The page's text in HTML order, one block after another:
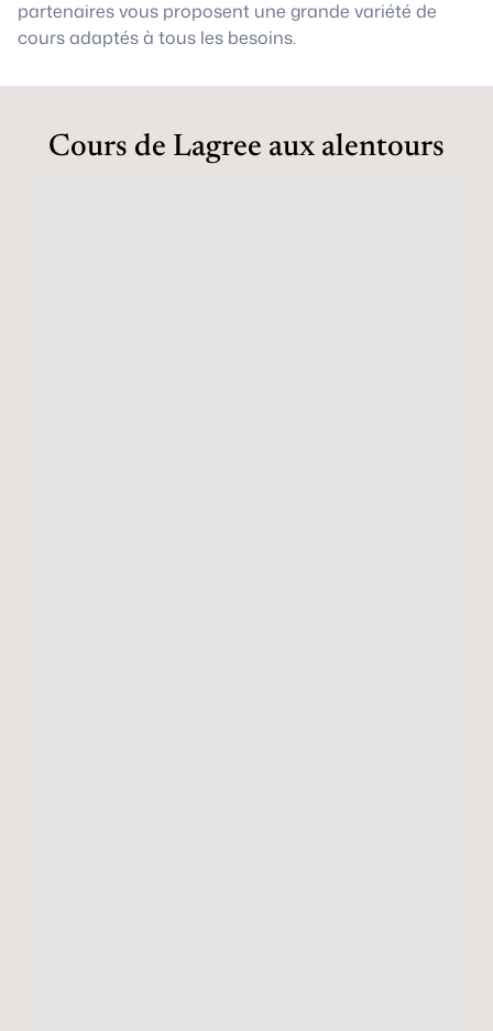
partenaires vous proposent une grande variété de
cours adaptés à tous les besoins.
Cours de Lagree aux alentours